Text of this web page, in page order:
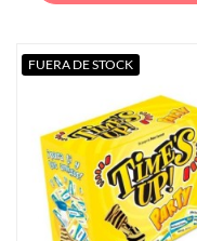
FUERA DE STOCK